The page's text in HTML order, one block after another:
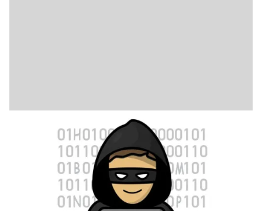
Cyber Tip van uw Cyberambassadeur (2)
Wachtwoorden zijn niet meer weg te denken om onze accounts
en apparatuur veilig te houden. Echter waar we vroeger genoeg
hadden aan een wachtwoord van 8 leestekens, heb je
tegenwoordig een wachtwoord nodig van minimaal 12 tot wel 16